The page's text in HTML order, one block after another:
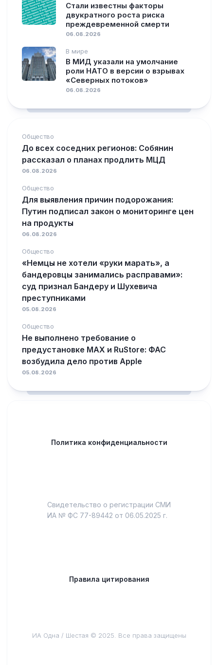
Стали известны факторы
двукратного роста риска
преждевременной смерти
06.08.2026
В мире
В МИД указали на умолчание
роли НАТО в версии о взрывах
«Северных потоков»
06.08.2026
Общество
До всех соседних регионов: Собянин
рассказал о планах продлить МЦД
06.08.2026
Общество
Для выявления причин подорожания:
Путин подписал закон о мониторинге цен
на продукты
06.08.2026
Общество
«Немцы не хотели «руки марать», а
бандеровцы занимались расправами»:
суд признал Бандеру и Шухевича
преступниками
05.08.2026
Общество
Не выполнено требование о
предустановке MAX и RuStore: ФАС
возбудила дело против Apple
05.08.2026
Политика конфиденциальности
Свидетельство о регистрации СМИ
ИА № ФС 77-89442 от 06.05.2025 г.
Правила цитирования
ИА Одна / Шестая © 2025. Все права защищены